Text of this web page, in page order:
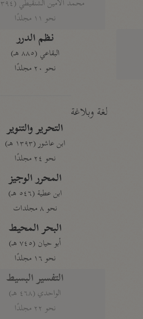
محمد الأمين الشنقيطي (١٣٩٤ هـ)
نحو ١١ مجلدًا
نظم الدرر
البقاعي (٨٨٥ هـ)
نحو ٢٠ مجلدًا
لغة وبلاغة
التحرير والتنوير
ابن عاشور (١٣٩٣ هـ)
نحو ٢٤ مجلدًا
المحرر الوجيز
ابن عطية (٥٤٦ هـ)
نحو ٨ مجلدات
البحر المحيط
أبو حيان (٧٤٥ هـ)
نحو ١٦ مجلدًا
التفسير البسيط
الواحدي (٤٦٨ هـ)
نحو ٢٢ مجلدًا